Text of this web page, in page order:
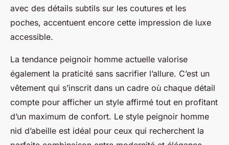
avec des détails subtils sur les coutures et les
poches, accentuent encore cette impression de luxe
accessible.
La tendance peignoir homme actuelle valorise
également la praticité sans sacrifier l’allure. C’est un
vêtement qui s’inscrit dans un cadre où chaque détail
compte pour afficher un style affirmé tout en profitant
d’un maximum de confort. Le style peignoir homme
nid d’abeille est idéal pour ceux qui recherchent la